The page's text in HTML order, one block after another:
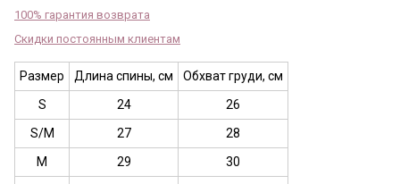
100% гарантия возврата
Скидки постоянным клиентам
Размер Длина спины, см
Обхват груди, см
S
24
26
S/M
27
28
M
29
30